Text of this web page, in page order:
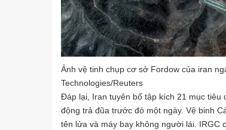
Ảnh vệ tinh chụp cơ sở Fordow của iran
Technologies/Reuters
Đáp lại, Iran tuyên bố tập kích 21 mục
động trả đũa trước đó một ngày. Vệ binh
tên lửa và máy bay không người lái. IRGC